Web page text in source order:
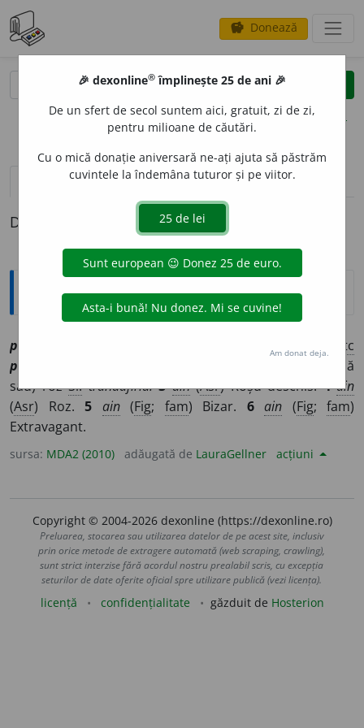
savings Donează
clear
opțiuni
definiții (1)
Definiția cu ID-ul 1179035:
Explicative DEX
pemb
tc
pembe
) Culoare (roșie deschisă
sau) rozSi: trandafiriu. 3 ain(Asr) Roșu deschis.4 ain
(Asr) Roz. 5 ain(Fig; fam) Bizar. 6 ain (Fig; fam)
Extravagant.
sursa: MDA2 (2010) adăugată de LauraGellner acțiuni
Copyright © 2004-2026 dexonline (https://dexonline.ro)
Preluarea, stocarea sau utilizarea datelor de pe acest site, inclusiv
prin orice metode de extragere automată (web scraping, crawling),
sunt strict interzise fără acordul nostru prealabil scris, cu excepția
seturilor de date oferite oficial spre utilizare publică (vezi licența).
licență confidențialitate găzduit de Hosterion
🎉 dexonline® împlinește 25 de ani 🎉
De un sfert de secol suntem aici, gratuit, zi de zi,
pentru milioane de căutări.
Cu o mică donație aniversară ne-ați ajuta să păstrăm
cuvintele la îndemâna tuturor și pe viitor.
Am donat deja.